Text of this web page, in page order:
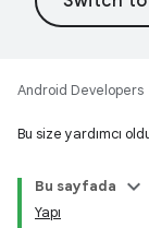
Android Developers
Bu size yardımcı
Bu sayfada
Yapı